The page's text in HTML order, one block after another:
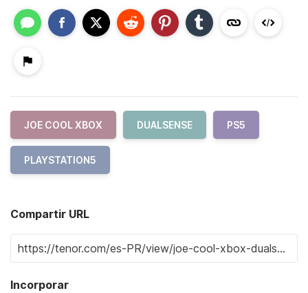
JOE COOL XBOX DUALSENSE PS5
PLAYSTATION5
Compartir URL
Incorporar